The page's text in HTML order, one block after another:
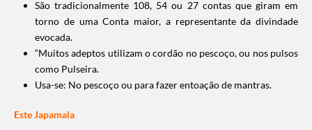
São tradicionalmente 108, 54 ou 27 contas que giram em
torno de uma Conta maior, a representante da divindade
evocada.
“Muitos adeptos utilizam o cordão no pescoço, ou nos pulsos
como Pulseira.
Usa-se: No pescoço ou para fazer entoação de mantras.
Este Japamala